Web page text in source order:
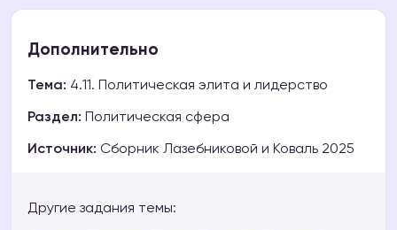
Дополнительно
Тема: 4.11. Политическая элита и лидерство
Раздел: Политическая сфера
Источник: Сборник Лазебниковой и Коваль 2025
Другие задания темы: